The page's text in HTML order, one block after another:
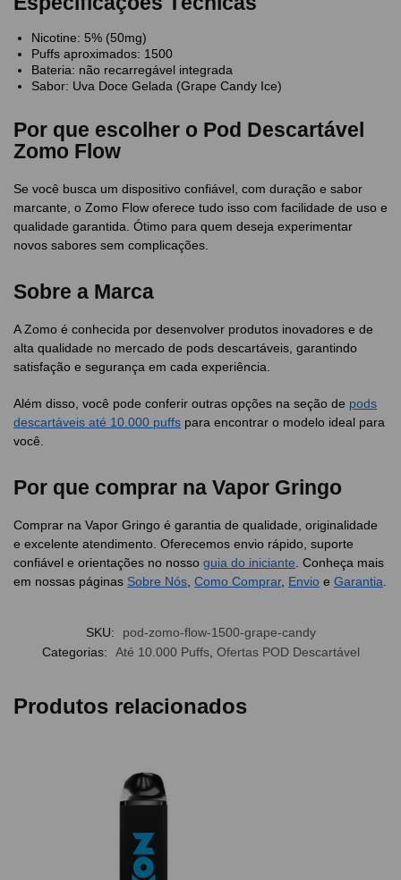
Nicotine: 5% (50mg)
Puffs aproximados: 1500
Bateria: não recarregável integrada
Sabor: Uva Doce Gelada (Grape Candy Ice)
Por que escolher o Pod Descartável
Zomo Flow
Se você busca um dispositivo confiável, com duração e sabor
marcante, o Zomo Flow oferece tudo isso com facilidade de uso e
qualidade garantida. Ótimo para quem deseja experimentar
novos sabores sem complicações.
Sobre a Marca
A Zomo é conhecida por desenvolver produtos inovadores e de
alta qualidade no mercado de pods descartáveis, garantindo
satisfação e segurança em cada experiência.
Além disso, você pode conferir outras opções na seção de pods
descartáveis até 10.000 puffs para encontrar o modelo ideal para
você.
Por que comprar na Vapor Gringo
Comprar na Vapor Gringo é garantia de qualidade, originalidade
e excelente atendimento. Oferecemos envio rápido, suporte
confiável e orientações no nosso guia do iniciante . Conheça mais
em nossas páginas Sobre Nós Como Comprar, Envio e Garantia
SKU:
pod-zomo-flow-1500-grape-candy
Categorias:
Até 10.000 Puffs, Ofertas POD Descartável
Produtos relacionados